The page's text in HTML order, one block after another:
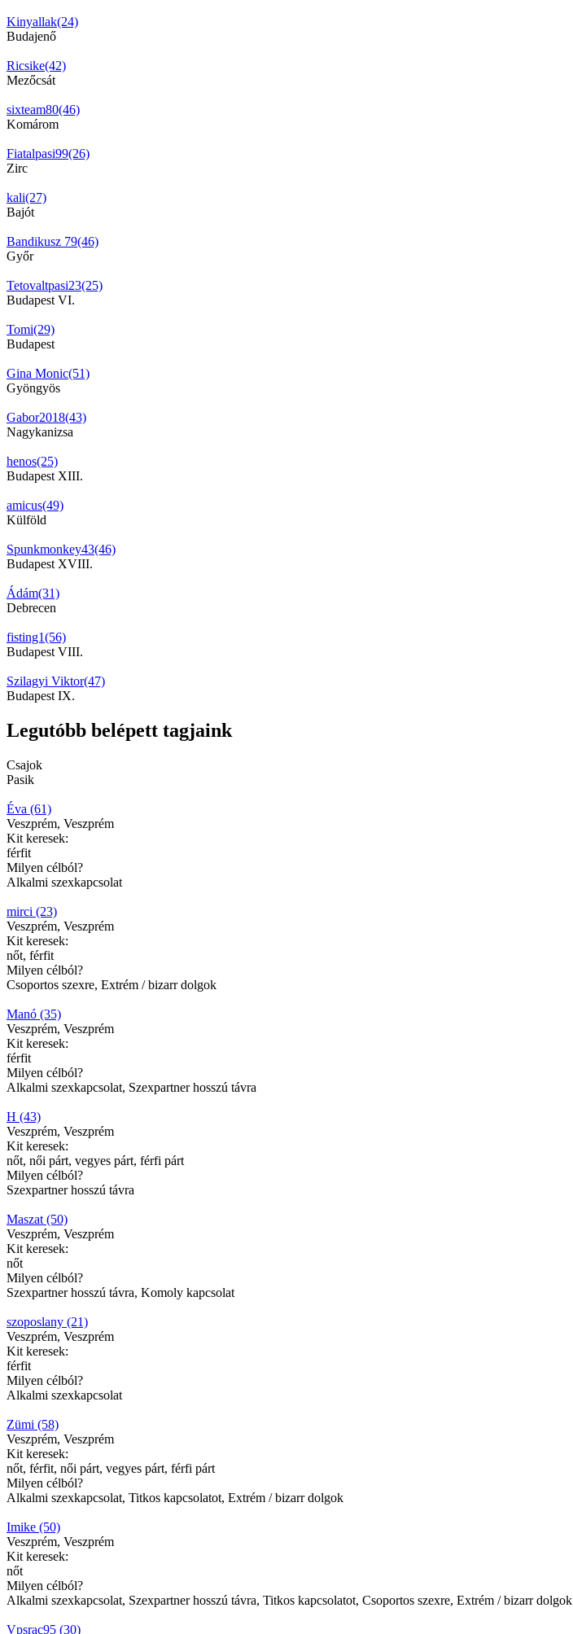
Kinyallak(24)
Budajenő
Ricsike(42)
Mezőcsát
sixteam80(46)
Komárom
Fiatalpasi99(26)
Zirc
kali(27)
Bajót
Bandikusz 79(46)
Győr
Tetovaltpasi23(25)
Budapest VI.
Tomi(29)
Budapest
Gina Monic(51)
Gyöngyös
Gabor2018(43)
Nagykanizsa
henos(25)
Budapest XIII.
amicus(49)
Külföld
Spunkmonkey43(46)
Budapest XVIII.
Ádám(31)
Debrecen
fisting1(56)
Budapest VIII.
Szilagyi Viktor(47)
Budapest IX.
Legutóbb belépett tagjaink
Csajok
Pasik
Éva (61)
Veszprém, Veszprém
Kit keresek:
férfit
Milyen célból?
Alkalmi szexkapcsolat
mirci (23)
Veszprém, Veszprém
Kit keresek:
nőt, férfit
Milyen célból?
Csoportos szexre, Extrém / bizarr dolgok
Manó (35)
Veszprém, Veszprém
Kit keresek:
férfit
Milyen célból?
Alkalmi szexkapcsolat, Szexpartner hosszú távra
H (43)
Veszprém, Veszprém
Kit keresek:
nőt, női párt, vegyes párt, férfi párt
Milyen célból?
Szexpartner hosszú távra
Maszat (50)
Veszprém, Veszprém
Kit keresek:
nőt
Milyen célból?
Szexpartner hosszú távra, Komoly kapcsolat
szoposlany (21)
Veszprém, Veszprém
Kit keresek:
férfit
Milyen célból?
Alkalmi szexkapcsolat
Zümi (58)
Veszprém, Veszprém
Kit keresek:
nőt, férfit, női párt, vegyes párt, férfi párt
Milyen célból?
Alkalmi szexkapcsolat, Titkos kapcsolatot, Extrém / bizarr dolgok
Imike (50)
Veszprém, Veszprém
Kit keresek:
nőt
Milyen célból?
Alkalmi szexkapcsolat, Szexpartner hosszú távra, Titkos kapcsolatot, Csoportos szexre, Extrém / bizarr dolgok
Vpsrac95 (30)